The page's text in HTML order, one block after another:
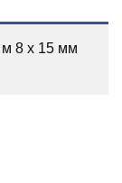
м 8 х 15 мм